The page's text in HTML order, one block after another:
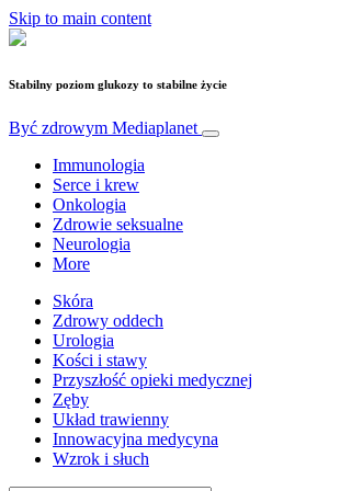
Skip to main content
Stabilny poziom glukozy to stabilne życie
Być zdrowym Mediaplanet
Immunologia
Serce i krew
Onkologia
Zdrowie seksualne
Neurologia
More
Skóra
Zdrowy oddech
Urologia
Kości i stawy
Przyszłość opieki medycznej
Zęby
Układ trawienny
Innowacyjna medycyna
Wzrok i słuch